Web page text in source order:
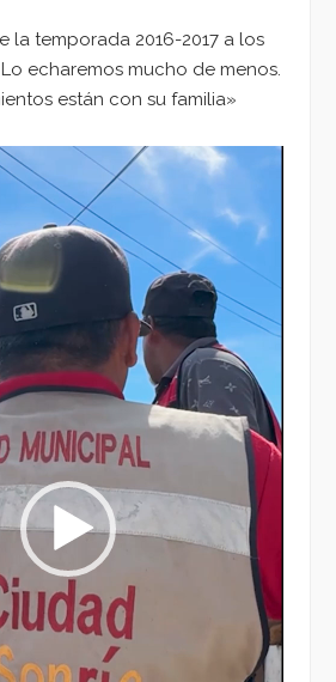
la temporada 2016-2017 a los
echaremos mucho de menos.
están con su familia»